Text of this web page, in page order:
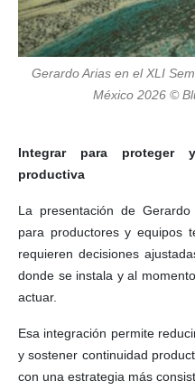
Gerardo Arias en el XLI
México 2026 ©
Integrar para proteger
productiva
La presentación de
para productores y equipos
requieren decisiones
donde se instala y al
actuar.
Esa integración permite
y sostener continuidad
con una estrategia más